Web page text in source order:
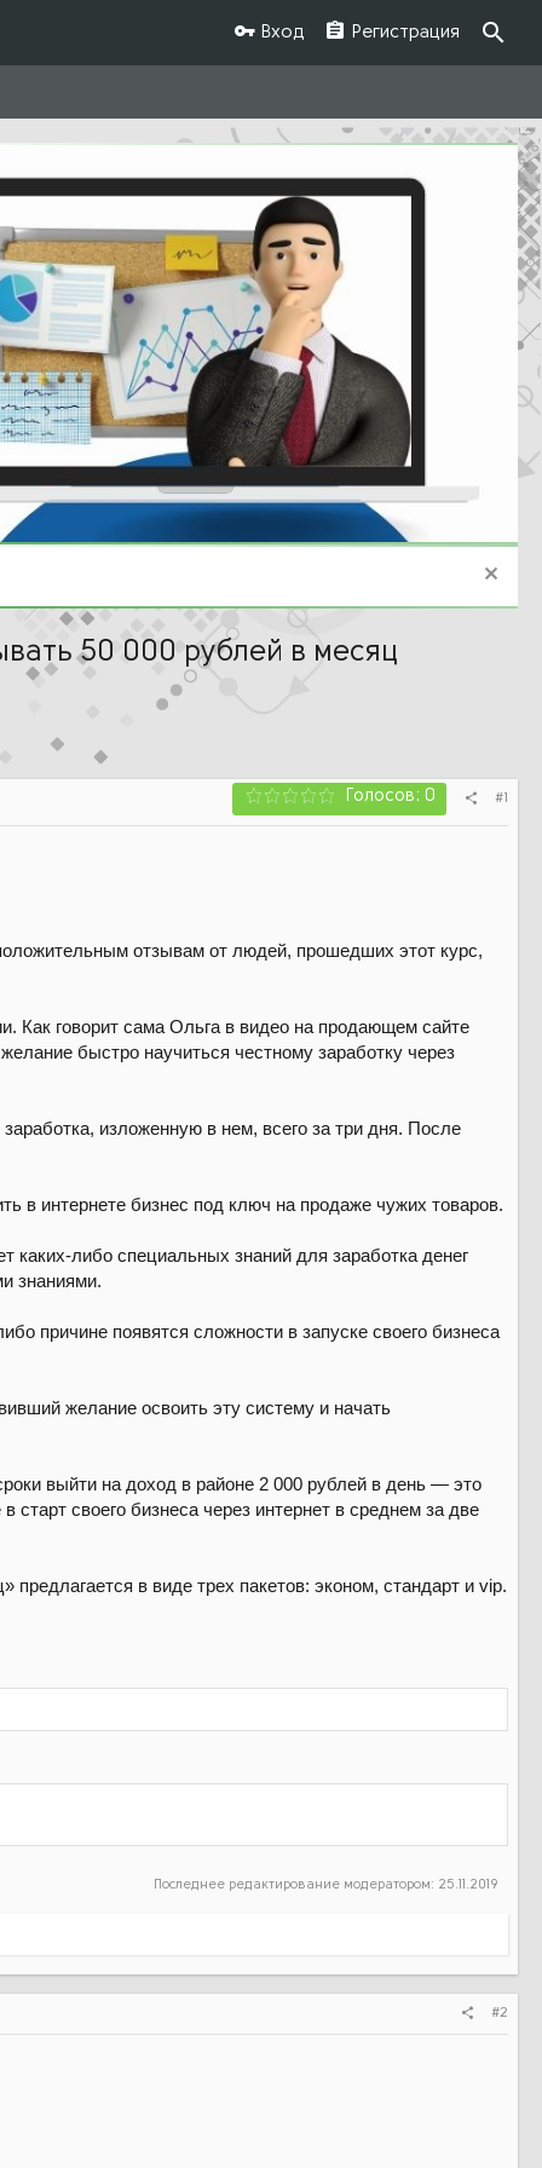
Вход Регистрация
50 000 рублей в месяц
Голосов: 0 #1
отзывам от людей, прошедших этот курс,
Как говорит сама Ольга в видео на продающем сайте
быстро научиться честному заработку через
изложенную в нем, всего за три дня. После
в интернете бизнес под ключ на продаже чужих товаров.
каких-либо специальных знаний для заработка денег
знаниями.
причине появятся сложности в запуске своего бизнеса
желание освоить эту систему и начать
выйти на доход в районе 2 000 рублей в день — это
своего бизнеса через интернет в среднем за две
в виде трех пакетов: эконом, стандарт и vip.
Последнее редактирование модератором: 25.11.2019
#2